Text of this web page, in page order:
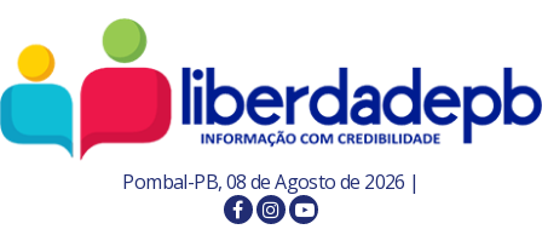
Pombal-PB, 08 de Agosto de 2026 |